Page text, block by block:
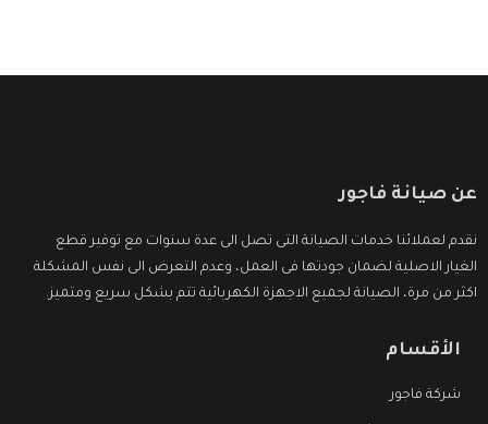
عن صيانة فاجور
نقدم لعملائنا خدمات الصيانة التى تصل الى عدة سنوات مع توفير قطع
الغيار الاصلية لضمان جودتها فى العمل، وعدم التعرض الى نفس المشكلة
اكثر من مرة، الصيانة لجميع الاجهزة الكهربائية تتم بشكل سريع ومتميز.
الأقسام
شركة فاجور